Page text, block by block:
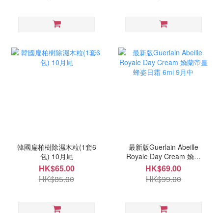
韓國扁柏樹除濕木粒(1套6
包) 10月尾
HK$65.00
HK$85.00
最新版Guerlain Abeille
Royale Day Cream 嬌蘭
HK$69.00
HK$99.00